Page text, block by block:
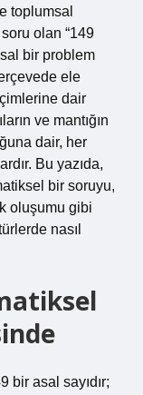
toplumsal
olan “149
bir problem
ele
dair
ve mantığın
dair, her
Bu yazıda,
bir soruyu,
oluşumu gibi
nasıl
bir asal sayıdır;